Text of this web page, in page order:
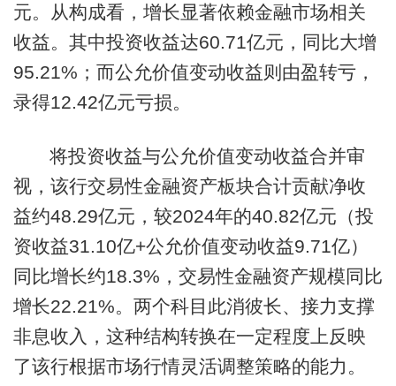
元。从构成看，增长显著依赖金融市场相关
收益。其中投资收益达60.71亿元，同比大增
95.21%；而公允价值变动收益则由盈转亏，
录得12.42亿元亏损。
将投资收益与公允价值变动收益合并审
视，该行交易性金融资产板块合计贡献净收
益约48.29亿元，较2024年的40.82亿元（投
资收益31.10亿+公允价值变动收益9.71亿）
同比增长约18.3%，交易性金融资产规模同比
增长22.21%。两个科目此消彼长、接力支撑
非息收入，这种结构转换在一定程度上反映
了该行根据市场行情灵活调整策略的能力。